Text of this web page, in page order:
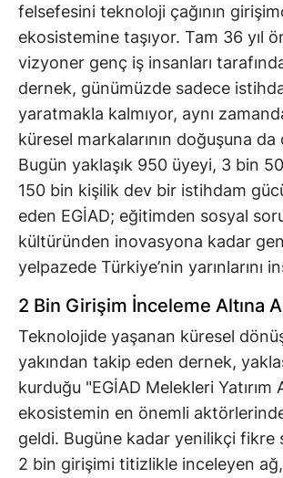
felsefesini teknoloji çağının
ekosistemine taşıyor. Tam 36 yıl
vizyoner genç iş insanları
dernek, günümüzde sadece
yaratmakla kalmıyor, aynı
küresel markalarının doğuşuna
Bugün yaklaşık 950 üyeyi, 3 bin
150 bin kişilik dev bir istihdam
eden EGİAD; eğitimden sosyal
kültüründen inovasyona kadar
yelpazede Türkiye’nin yarınlarını
2 Bin Girişim İnceleme Altına
Teknolojide yaşanan küresel
yakından takip eden dernek,
kurduğu "EGİAD Melekleri Yatırım
ekosistemin en önemli
geldi. Bugüne kadar yenilikçi fikre
2 bin girişimi titizlikle inceleyen